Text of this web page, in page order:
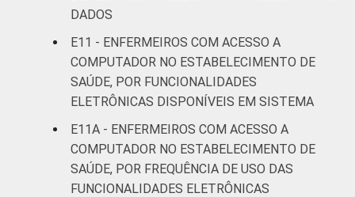
DADOS
E11 - ENFERMEIROS COM ACESSO A
COMPUTADOR NO ESTABELECIMENTO DE
SAÚDE, POR FUNCIONALIDADES
ELETRÔNICAS DISPONÍVEIS EM SISTEMA
E11A - ENFERMEIROS COM ACESSO A
COMPUTADOR NO ESTABELECIMENTO DE
SAÚDE, POR FREQUÊNCIA DE USO DAS
FUNCIONALIDADES ELETRÔNICAS